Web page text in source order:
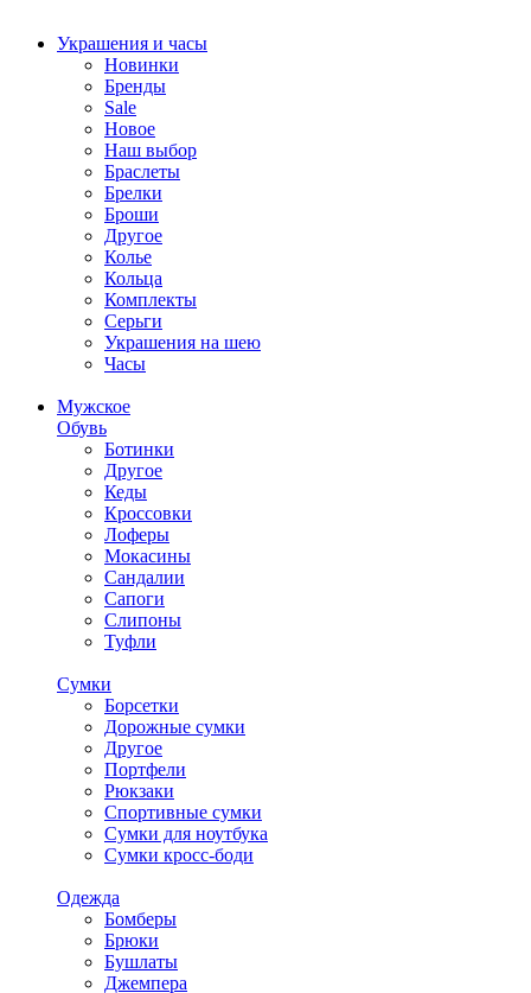
Украшения и часы
Новинки
Бренды
Sale
Новое
Наш выбор
Браслеты
Брелки
Броши
Другое
Колье
Кольца
Комплекты
Серьги
Украшения на шею
Часы
Мужское
Обувь
Ботинки
Другое
Кеды
Кроссовки
Лоферы
Мокасины
Сандалии
Сапоги
Слипоны
Туфли
Сумки
Борсетки
Дорожные сумки
Другое
Портфели
Рюкзаки
Спортивные сумки
Сумки для ноутбука
Сумки кросс-боди
Одежда
Бомберы
Брюки
Бушлаты
Джемпера